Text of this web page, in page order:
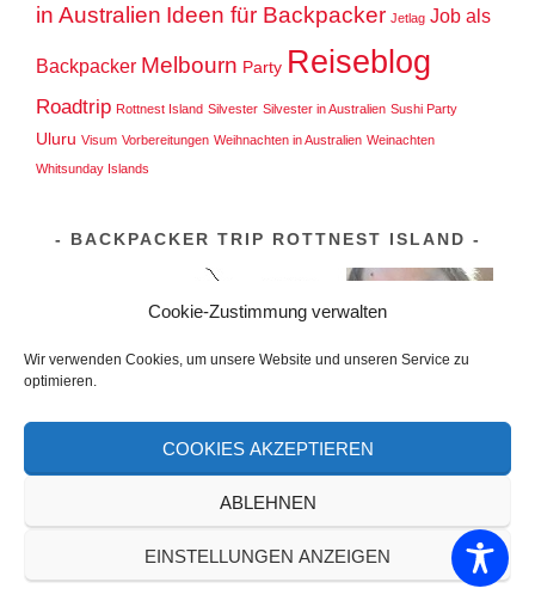
Cookie-Zustimmung verwalten
Wir verwenden Cookies, um unsere Website und unseren Service zu
optimieren.
COOKIES AKZEPTIEREN
ABLEHNEN
EINSTELLUNGEN ANZEIGEN
in Australien Ideen für Backpacker Jetlag Job als
Backpacker Melbourn Party Reiseblog
Roadtrip Rottnest Island Silvester Silvester in Australien Sushi Party
Uluru Visum Vorbereitungen Weihnachten in Australien Weinachten
Whitsunday Islands
BACKPACKER TRIP ROTTNEST ISLAND